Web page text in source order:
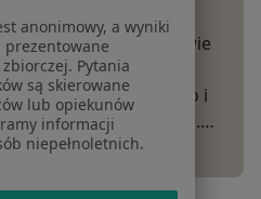
który Pani opisuje
łąkotki w stawie
wizytę u
który zbada kolano i
problemem.…
anonimowy, a wyniki
prezentowane
Pytania
są skierowane
lub opiekunów
informacji
niepełnoletnich.